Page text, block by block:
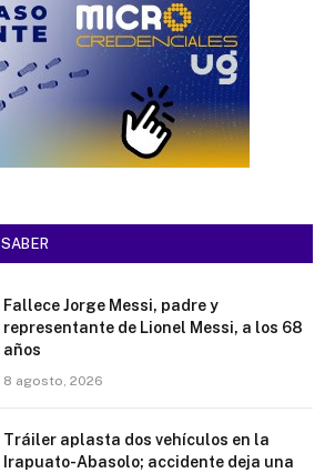
SABER
Fallece Jorge Messi, padre y
representante de Lionel Messi, a los 68
años
8 agosto, 2026
Tráiler aplasta dos vehículos en la
Irapuato-Abasolo; accidente deja una